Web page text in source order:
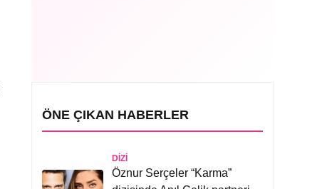
ÖNE ÇIKAN HABERLER
DIZI
Öznur Serçeler “Karma”